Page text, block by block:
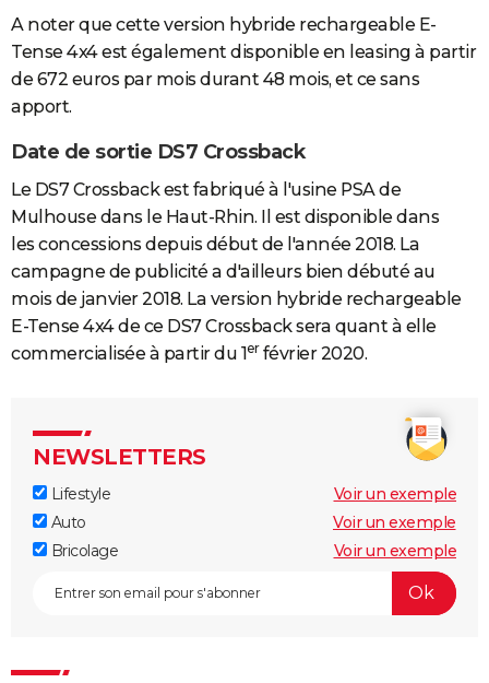
A noter que cette version hybride rechargeable E-
Tense 4x4 est également disponible en leasing à partir
de 672 euros par mois durant 48 mois, et ce sans
apport.
Date de sortie DS7 Crossback
Le DS7 Crossback est fabriqué à l'usine PSA de
Mulhouse dans le Haut-Rhin. Il est disponible dans
les concessions depuis début de l'année 2018. La
campagne de publicité a d'ailleurs bien débuté au
mois de janvier 2018. La version hybride rechargeable
E-Tense 4x4 de ce DS7 Crossback sera quant à elle
commercialisée à partir du 1erfévrier 2020.
NEWSLETTERS
Lifestyle
Voir un exemple
Auto
Voir un exemple
Bricolage
Voir un exemple